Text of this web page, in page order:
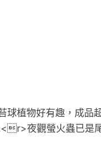
植物好有趣，成品
夜觀螢火蟲已是